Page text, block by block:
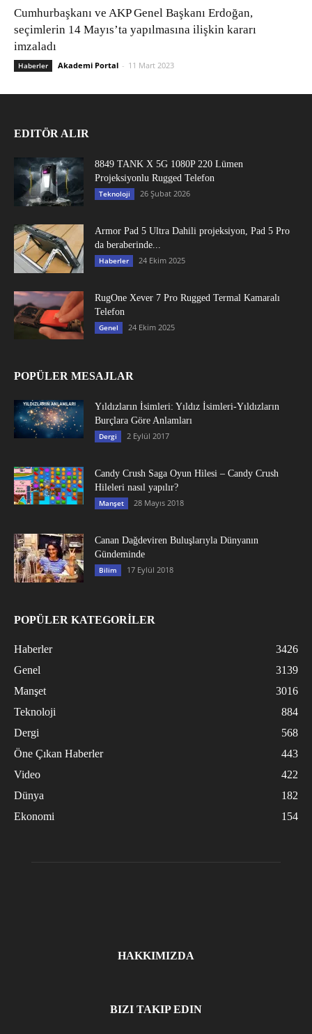
Cumhurbaşkanı ve AKP Genel Başkanı Erdoğan,
seçimlerin 14 Mayıs’ta yapılmasına ilişkin kararı
imzaladı
Haberler Akademi Portal - 11 Mart 2023
EDITÖR ALIR
8849 TANK X 5G 1080P 220 Lümen
Projeksiyonlu Rugged Telefon
Teknoloji 26 Şubat 2026
Armor Pad 5 Ultra Dahili projeksiyon, Pad 5 Pro
da beraberinde...
Haberler 24 Ekim 2025
RugOne Xever 7 Pro Rugged Termal Kamaralı
Telefon
Genel 24 Ekim 2025
POPÜLER MESAJLAR
Yıldızların İsimleri: Yıldız İsimleri-Yıldızların
Burçlara Göre Anlamları
Dergi 2 Eylül 2017
Candy Crush Saga Oyun Hilesi – Candy Crush
Hileleri nasıl yapılır?
Manşet 28 Mayıs 2018
Canan Dağdeviren Buluşlarıyla Dünyanın
Gündeminde
Bilim 17 Eylül 2018
POPÜLER KATEGORİLER
Haberler
3426
Genel
3139
Manşet
3016
Teknoloji
884
Dergi
568
Öne Çıkan Haberler
443
Video
422
Dünya
182
Ekonomi
154
HAKKIMIZDA
BIZI TAKIP EDIN